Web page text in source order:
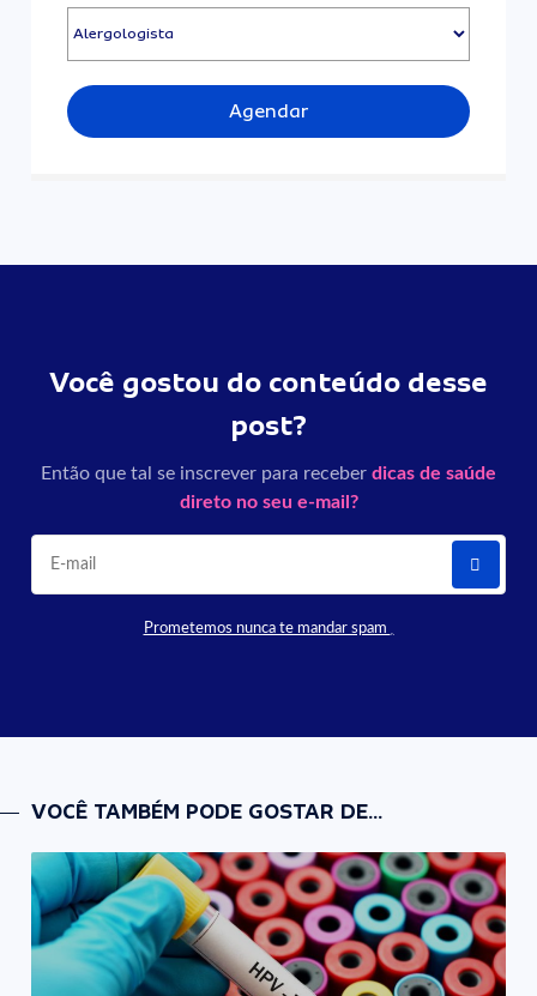
Agendar
Você gostou do conteúdo desse
post?
Então que tal se inscrever para receber dicas de saúde
direto no seu e-mail?
Prometemos nunca te mandar spam
VOCÊ TAMBÉM PODE GOSTAR DE...